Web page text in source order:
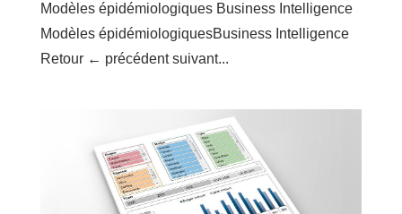
Modèles épidémiologiques Business Intelligence
Modèles épidémiologiquesBusiness Intelligence
Retour ← précédent suivant...